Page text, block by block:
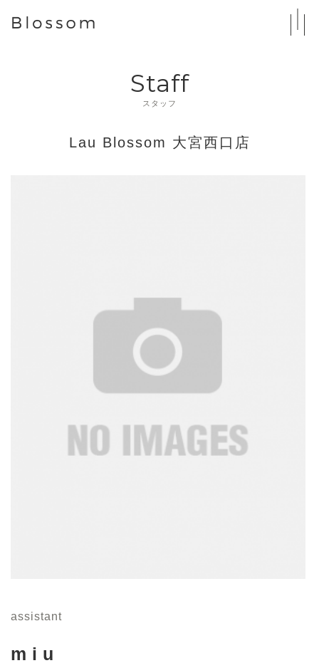
Staff
スタッフ
Lau Blossom 大宮西口店
assistant
miu